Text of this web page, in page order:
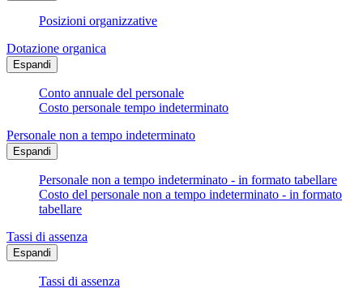
Posizioni organizzative
Dotazione organica
Espandi
Conto annuale del personale
Costo personale tempo indeterminato
Personale non a tempo indeterminato
Espandi
Personale non a tempo indeterminato - in formato tabellare
Costo del personale non a tempo indeterminato - in formato
tabellare
Tassi di assenza
Espandi
Tassi di assenza